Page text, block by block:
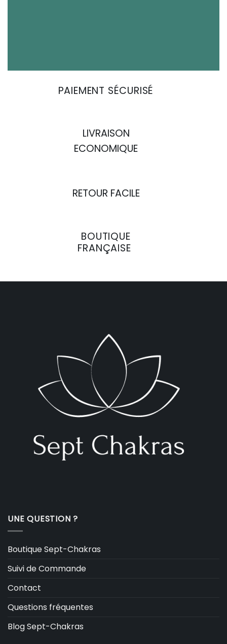
PAIEMENT SÉCURISÉ
LIVRAISON
ECONOMIQUE
RETOUR FACILE
BOUTIQUE
FRANÇAISE
UNE QUESTION ?
Boutique Sept-Chakras
Suivi de Commande
Contact
Questions fréquentes
Blog Sept-Chakras